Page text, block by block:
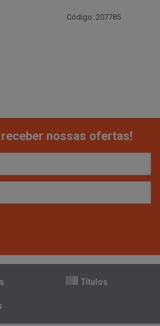
Código: 207785
nossas ofertas!
Títulos